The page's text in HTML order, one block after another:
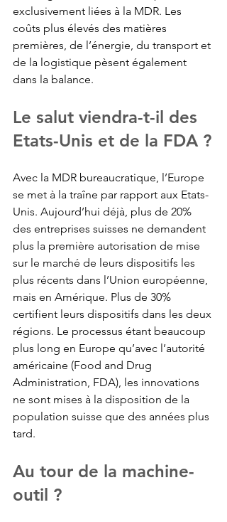
exclusivement liées à la MDR. Les
coûts plus élevés des matières
premières, de l’énergie, du transport et
de la logistique pèsent également
dans la balance.
Le salut viendra-t-il des
Etats-Unis et de la FDA ?
Avec la MDR bureaucratique, l’Europe
se met à la traîne par rapport aux Etats-
Unis. Aujourd’hui déjà, plus de 20%
des entreprises suisses ne demandent
plus la première autorisation de mise
sur le marché de leurs dispositifs les
plus récents dans l’Union européenne,
mais en Amérique. Plus de 30%
certifient leurs dispositifs dans les deux
régions. Le processus étant beaucoup
plus long en Europe qu’avec l’autorité
américaine (Food and Drug
Administration, FDA), les innovations
ne sont mises à la disposition de la
population suisse que des années plus
tard.
Au tour de la machine-
outil ?